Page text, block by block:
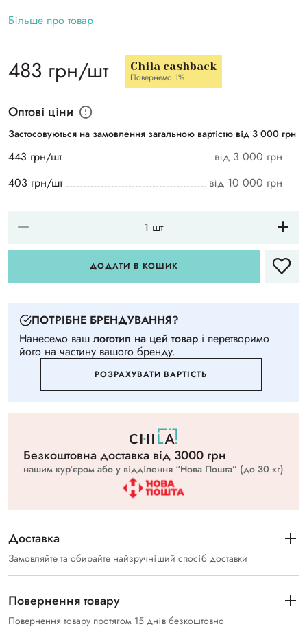
Більше про товар
483 грн/шт Chila cashback
Повернемо 1%
Оптові ціни
Застосовуються на замовлення загальною вартістю від 3 000 грн
443 грн/шт
від 3 000 грн
403 грн/шт
від 10 000 грн
ДОДАТИ В КОШИК
ПОТРIБНЕ БРЕНДУВАННЯ?
Нанесемо ваш логотип на цей товар i перетворимо
його на частину вашого бренду.
РОЗРАХУВАТИ ВАРТIСТЬ
Безкоштовна доставка вiд 3000 грн
нашим курʼєром або у відділення “Нова Пошта” (до 30 кг)
Доставка
Замовляйте та обирайте найзручніший спосіб доставки
Повернення товару
Повернення товару протягом 15 днів безкоштовно